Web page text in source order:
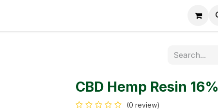
CBD Hemp Resin 16%
(0 review)